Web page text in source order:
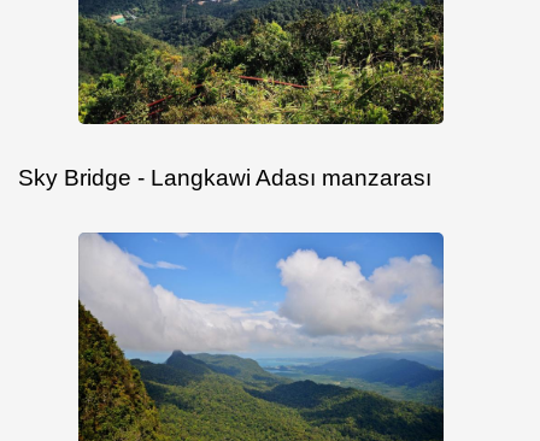
Sky Bridge - Langkawi Adası manzarası